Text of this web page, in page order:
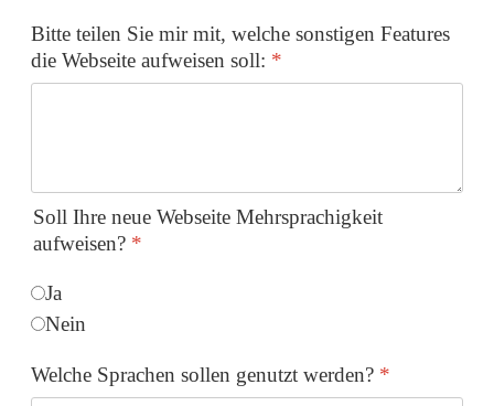
Bitte teilen Sie mir mit, welche sonstigen Features
die Webseite aufweisen soll: *
Soll Ihre neue Webseite Mehrsprachigkeit
aufweisen? *
Ja
Nein
Welche Sprachen sollen genutzt werden? *